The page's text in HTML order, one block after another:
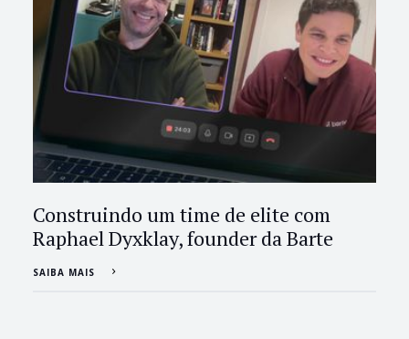
Construindo um time de elite com
Raphael Dyxklay, founder da Barte
SAIBA MAIS